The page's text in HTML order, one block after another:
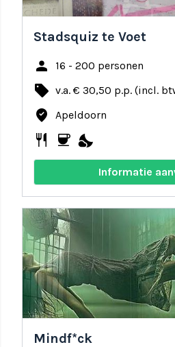
Stadsquiz te Voet
person 16 - 200 personen
local_offer v.a. € 30,50 p.p. (incl.
where_to_vote Apeldoorn
restaurant coffee nights_stay
Informatie
Mindf*ck